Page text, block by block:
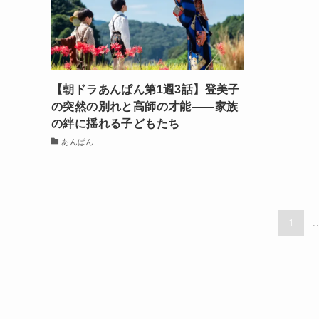
【朝ドラあんぱん第1週3話】登美子
の突然の別れと高師の才能——家族
の絆に揺れる子どもたち
あんぱん
1